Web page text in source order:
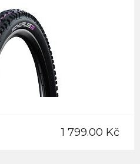
1 799.00 Kč